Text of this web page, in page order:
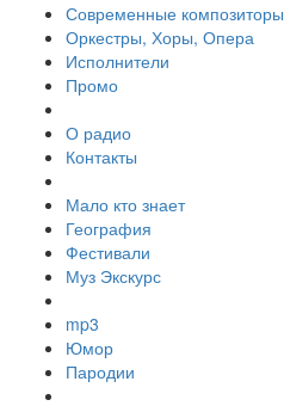
Современные композиторы
Оркестры, Хоры, Опера
Исполнители
Промо
О радио
Контакты
Мало кто знает
География
Фестивали
Муз Экскурс
mp3
Юмор
Пародии